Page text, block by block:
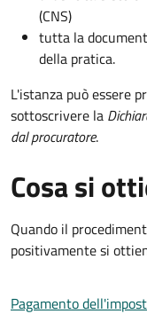
(CNS)
tutta la
della pratica.
L'istanza può essere
sottoscrivere la
dal procuratore.
Cosa si
Quando il
positivamente si
Pagamento